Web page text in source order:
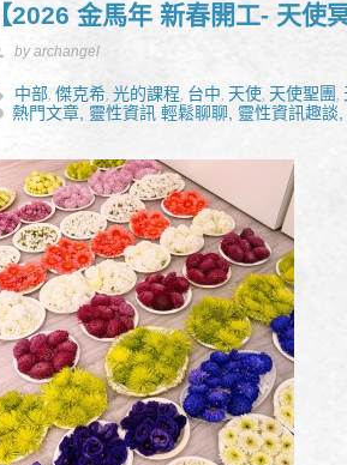
【2026 金馬年 新春開工- 天使
by archangel
中部,傑克希,光的課程, 台中, 天使, 天使聖團,
何,能量, 身心靈
熱門文章, 靈性資訊 輕鬆聊聊, 靈性資訊趣談,